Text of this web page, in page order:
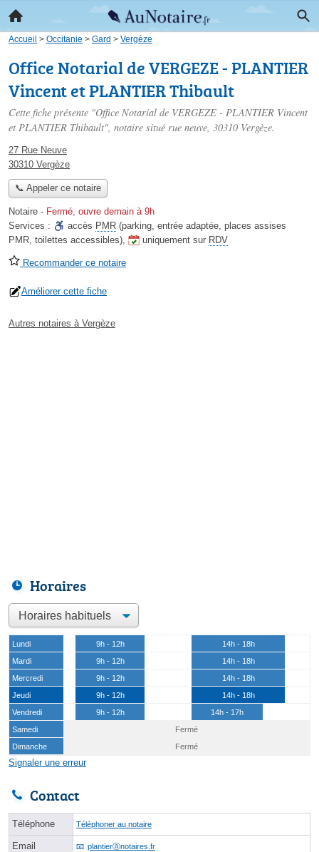
Accueil > Occitanie > Gard > Vergèze
Office Notarial de VERGEZE - PLANTIER
Vincent et PLANTIER Thibault
Cette fiche présente "Office Notarial de VERGEZE - PLANTIER Vincent
et PLANTIER Thibault", notaire situé rue neuve, 30310 Vergèze.
27 Rue Neuve
30310 Vergèze
📞 Appeler ce notaire
Notaire - Fermé, ouvre demain à 9h
Services :
accès PMR (parking, entrée adaptée, places assises
PMR, toilettes accessibles), uniquement sur RDV
Recommander ce notaire
Améliorer cette fiche
Autres notaires à Vergèze
Horaires
Lundi 9h - 12h
14h - 18h
Mardi
9h - 12h
14h - 18h
Mercredi
9h - 12h
14h - 18h
Jeudi
9h - 12h
14h - 18h
Vendredi
9h - 12h
14h - 17h
Samedi
Fermé
Dimanche
Fermé
Signaler une erreur
Contact
Téléphone Téléphoner au notaire
Email plantierⓐnotaires.fr